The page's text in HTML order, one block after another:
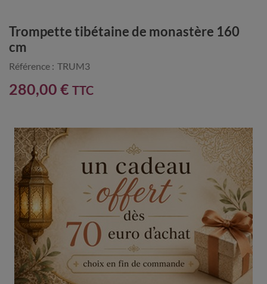
Trompette tibétaine de monastère 160
cm
Référence : TRUM3
280,00 € TTC